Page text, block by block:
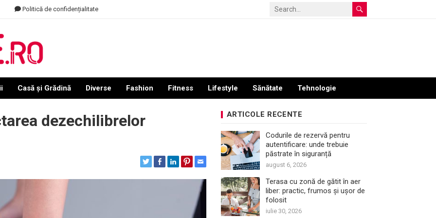
Politică de confidențialitate
Casă și Grădină Diverse Fashion Fitness Lifestyle Sănătate Tehnologie
dezechilibrelor
ARTICOLE RECENTE
Codurile de rezervă pentru
autentificare: unde trebuie
păstrate în siguranță
august 6, 2026
Terasa cu zonă de gătit în aer
liber: practic, frumos și ușor de
folosit
iulie 30, 2026